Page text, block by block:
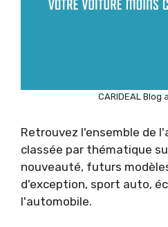
CARIDEAL Blog
Retrouvez l'ensemble de
classée par thématique
nouveauté, futurs
d'exception, sport auto,
l'automobile.